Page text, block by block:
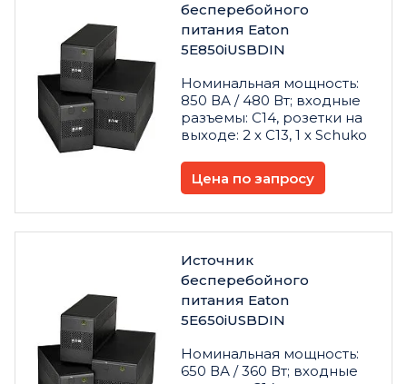
бесперебойного
питания Eaton
5E850iUSBDIN
Номинальная мощность:
850 ВА / 480 Вт; входные
разъемы: C14, розетки на
выходе: 2 х C13, 1 х Schuko
Цена по запросу
Источник
бесперебойного
питания Eaton
5E650iUSBDIN
Номинальная мощность:
650 ВА / 360 Вт; входные